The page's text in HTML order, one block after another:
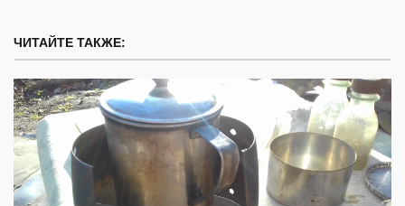
ЧИТАЙТЕ ТАКЖЕ: